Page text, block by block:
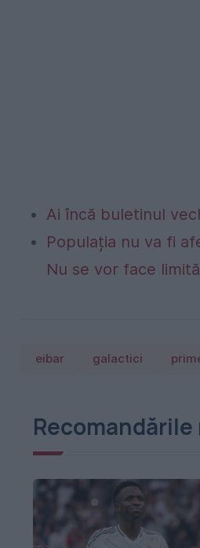
Ai încă buletinul
Populația nu va fi
Nu se vor face
eibar galactici